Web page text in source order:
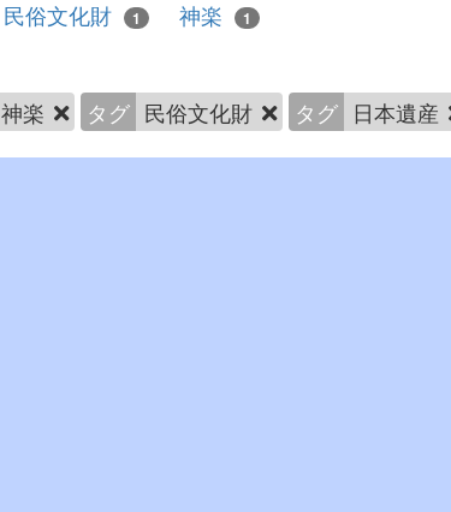
民俗文化財 1 神楽 1
神楽 タグ 民俗文化財 タグ 日本遺産